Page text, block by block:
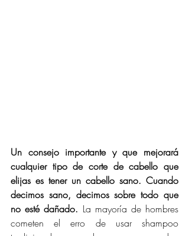
Un consejo importante y que mejorará
cualquier tipo de corte de cabello que
elijas es tener un cabello sano. Cuando
decimos sano, decimos sobre todo que
no esté dañado. La mayoría de hombres
cometen el erro de usar shampoo